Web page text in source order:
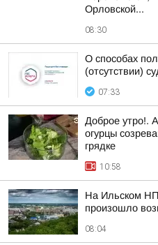
Орловской...
08:30
О способах
(отсутствии)
07:33
Доброе утро!.
огурцы
грядке
10:58
На Ильском
произошло
08:04